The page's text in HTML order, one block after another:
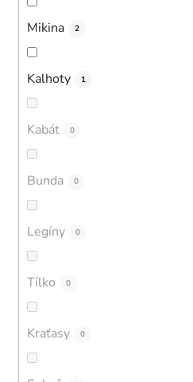
Mikina 2
Kalhoty 1
Kabát 0
Bunda 0
Legíny 0
Tílko 0
Kraťasy 0